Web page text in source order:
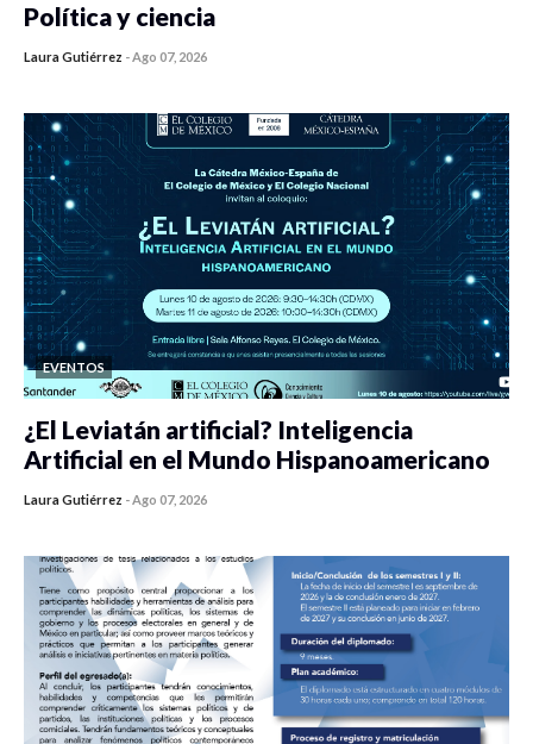
Política y ciencia
Laura Gutiérrez -Ago 07, 2026
EVENTOS
¿El Leviatán artificial? Inteligencia
Artificial en el Mundo Hispanoamericano
Laura Gutiérrez -Ago 07, 2026